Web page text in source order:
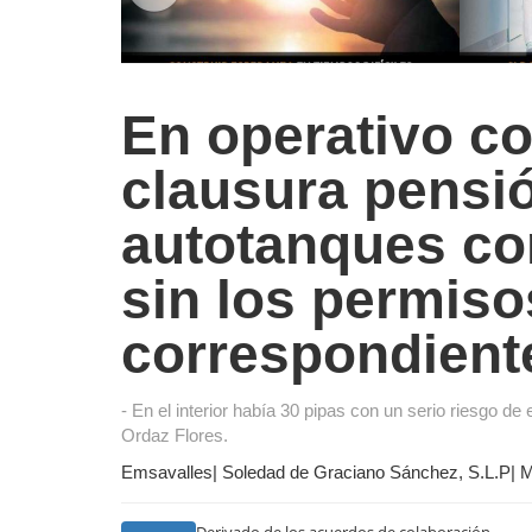
En operativo
clausura
autotanques
sin los
- En el interior había 30 pipas con un serio riesgo
Ordaz Flores.
Emsavalles| Soledad de Graciano Sánchez, S.L.P|